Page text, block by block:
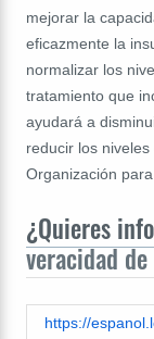
mejorar la
eficazmente la
normalizar los
tratamiento que
ayudará a
reducir los
Organización
¿Quieres
veracidad